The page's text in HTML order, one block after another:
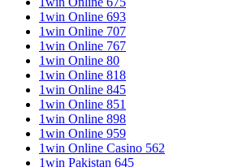
1win Online 693
1win Online 707
1win Online 767
1win Online 80
1win Online 818
1win Online 845
1win Online 851
1win Online 898
1win Online 959
1win Online Casino 562
1win Pakistan 645